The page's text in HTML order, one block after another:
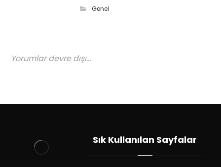
Genel
Yorumlar devre dışı...
Sık Kullanılan Sayfalar